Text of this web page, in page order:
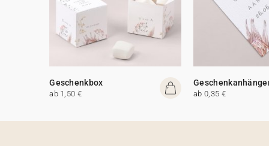
Geschenkbox
ab 1,50 € ab 0,35 €